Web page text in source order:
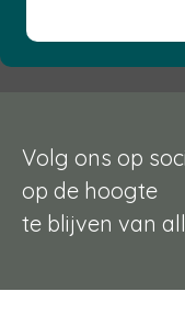
Volg ons op
op de hoogte
te blijven van